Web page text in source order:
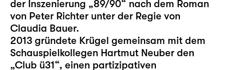
der Inszenierung „89/90“ nach dem Roman
von Peter Richter unter der Regie von
Claudia Bauer.
2013 gründete Krügel gemeinsam mit dem
Schauspielkollegen Hartmut Neuber den
„Club ü31“, einen partizipativen